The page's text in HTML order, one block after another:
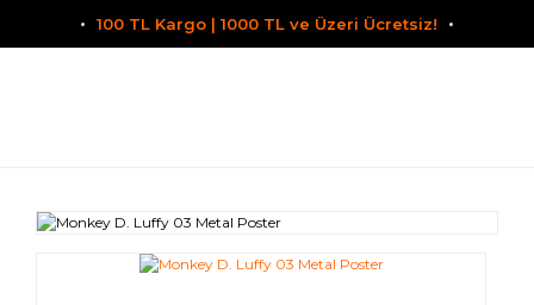
100 TL Kargo | 1000 TL ve Üzeri Ücretsiz!